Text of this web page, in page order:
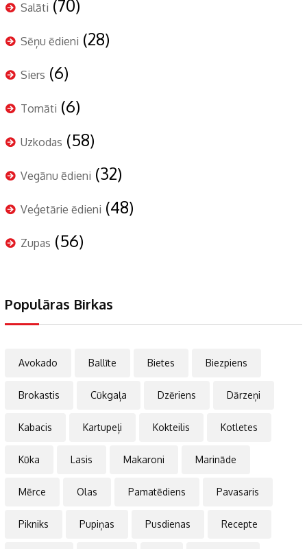
Salāti (70)
Sēņu ēdieni (28)
Siers (6)
Tomāti (6)
Uzkodas (58)
Vegānu ēdieni (32)
Veģetārie ēdieni (48)
Zupas (56)
Populāras Birkas
Avokado Ballīte Bietes Biezpiens
Brokastis Cūkgaļa Dzēriens Dārzeņi
Kabacis Kartupeļi Kokteilis Kotletes
Kūka Lasis Makaroni Marināde
Mērce Olas Pamatēdiens Pavasaris
Pikniks Pupiņas Pusdienas Recepte